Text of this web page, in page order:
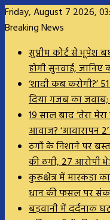
Friday, August 7 2026,
Breaking News
सुप्रीम कोर्ट से भूपेश
होगी सुनवाई, जानिए
‘शादी कब करोगी?’
दिया गजब का
19 साल बाद ‘तेरा
आवाज? ‘आवारापन
ठगों के निशाने पर
की ठगी, 27 आरोपी
कुरुक्षेत्र में मारकंडा
धान की फसल पर
बड़वानी में दर्दनाक